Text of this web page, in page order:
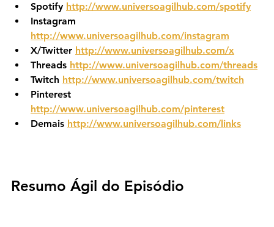
Spotify http://www.universoagilhub.com/spotify
Instagram
http://www.universoagilhub.com/instagram
X/Twitter http://www.universoagilhub.com/x
Threads http://www.universoagilhub.com/threads
Twitch http://www.universoagilhub.com/twitch
Pinterest
http://www.universoagilhub.com/pinterest
Demais http://www.universoagilhub.com/links
Resumo Ágil do Episódio